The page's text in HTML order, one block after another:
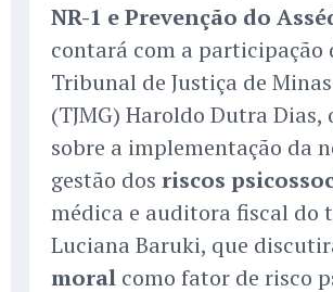
NR-1 e Prevenção do
contará com a participação
Tribunal de Justiça de
(TJMG) Haroldo Dutra Dias,
sobre a implementação da
gestão dos riscos
médica e auditora fiscal do
Luciana Baruki, que
moral como fator de risco